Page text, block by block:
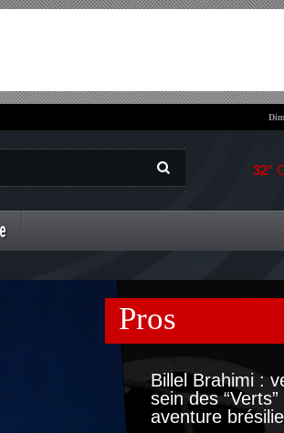
32°
Pros
Billel Brahimi :
sein des
aventure